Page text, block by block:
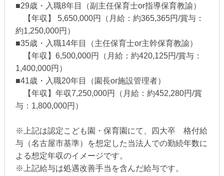
■29歳・入職8年目（副主任保育士or指導保育教諭）
【年収】 5,650,000円（月給：約365,365円/賞与：
約1,250,000円）
■35歳・入職14年目（主任保育士or主幹保育教諭）
【年収】6,500,000円（月給：約420,125円/賞与：
1,400,000円）
■41歳・入職20年目（園長or施設管理者）
【年収】年収7,250,000円（月給：約452,280円/賞
与：1,800,000円）
※上記は認定こども園・保育園にて、四大卒 格付給
与（名古屋市基準）を想定した当法人での勤続年数に
よる想定年収のイメージです。
※上記給与は処遇改善手当を含んだ給与です。